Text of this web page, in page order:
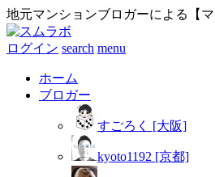
地元マンションブロガーによる【マ
ログイン search menu
ホーム
ブロガー
すごろく [大阪]
kyoto1192 [京都]